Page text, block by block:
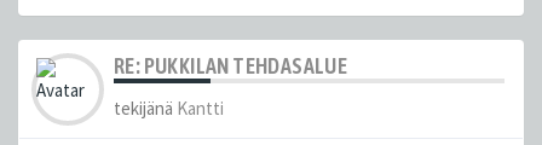
RE: PUKKILAN TEHDASALUE
tekijänä Kantti